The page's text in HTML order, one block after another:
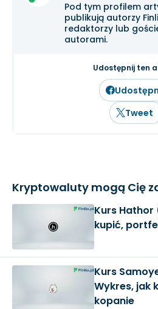
Pod tym profilem
publikują autorzy
redaktorzy lub
autorami.
Udostępnij ten
Tweet
Kryptowaluty mogą Cię
Kurs Hathor
kupić,
Kurs
Wykres, jak
kopanie